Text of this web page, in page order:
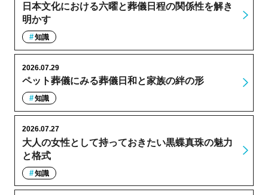
日本文化における六曜と葬儀日程の関係性を解き
明かす
知識
ペット葬儀にみる葬儀日和と家族の絆の形
2026.07.29
知識
大人の女性として持っておきたい黒蝶真珠の魅力
と格式
2026.07.27
知識